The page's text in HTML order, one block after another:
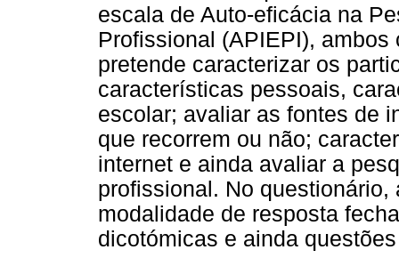
escala de Auto-eficácia na
Profissional (APIEPI),
pretende caracterizar os
características pessoais,
escolar; avaliar as fontes de
que recorrem ou não;
internet e ainda avaliar a
profissional. No
modalidade de resposta
dicotómicas e ainda